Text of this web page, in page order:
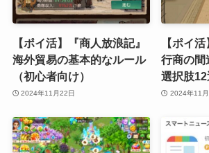
【ポイ活】『商人放浪記』
海外貿易の基本的なルール
（初心者向け）
2024年11月22日
【ポイ
行商の間
選択肢12
2024年11